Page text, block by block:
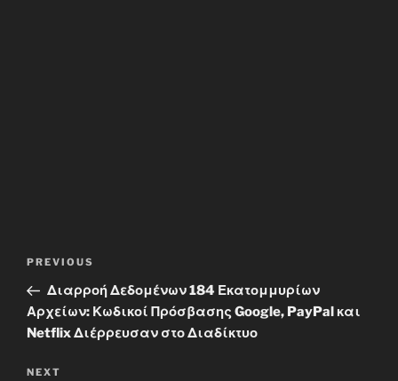
Previous
Post
PREVIOUS
Διαρροή Δεδομένων 184 Εκατομμυρίων
Αρχείων: Κωδικοί Πρόσβασης Google, PayPal και
Netflix Διέρρευσαν στο Διαδίκτυο
Next
NEXT